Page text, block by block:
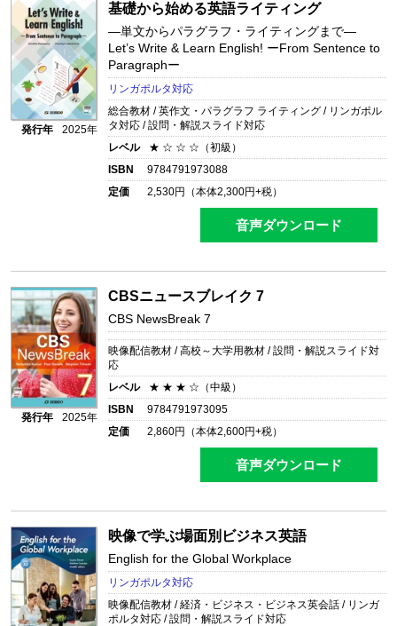
発行年 2025年
基礎から始める英語ライティング
―単文からパラグラフ・ライティングまで―
Let’s Write & Learn English! ーFrom Sentence to
Paragraphー
リンガポルタ対応
総合教材 / 英作文・パラグラフ ライティング / リンガポル
タ対応 / 設問・解説スライド対応
レベル
★ ☆ ☆ ☆（初級）
ISBN
9784791973088
定価
2,530円（本体2,300円+税）
音声ダウンロード
発行年 2025年
CBSニュースブレイク 7
CBS NewsBreak 7
映像配信教材 / 高校～大学用教材 / 設問・解説スライド対
応
レベル
★ ★ ★ ☆（中級）
ISBN
9784791973095
定価
2,860円（本体2,600円+税）
音声ダウンロード
映像で学ぶ場面別ビジネス英語
English for the Global Workplace
リンガポルタ対応
映像配信教材 / 経済・ビジネス・ビジネス英会話 / リンガ
ポルタ対応 / 設問・解説スライド対応